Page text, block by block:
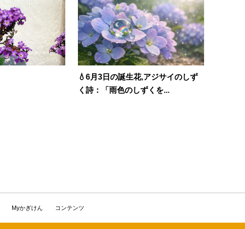
💧6月3日の誕生花,アジサイのしず
く詩：「雨色のしずくを...
Myかぎけん コンテンツ